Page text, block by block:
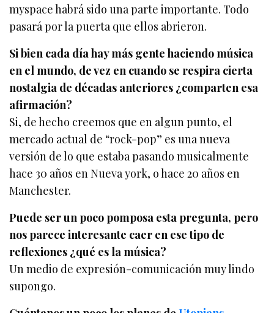
myspace habrá sido una parte importante. Todo
pasará por la puerta que ellos abrieron.
Si bien cada día hay más gente haciendo música
en el mundo, de vez en cuando se respira cierta
nostalgia de décadas anteriores ¿comparten esa
afirmación?
Si, de hecho creemos que en algun punto, el
mercado actual de “rock-pop” es una nueva
versión de lo que estaba pasando musicalmente
hace 30 años en Nueva york, o hace 20 años en
Manchester.
Puede ser un poco pomposa esta pregunta, pero
nos parece interesante caer en ese tipo de
reflexiones ¿qué es la música?
Un medio de expresión-comunicación muy lindo
supongo.